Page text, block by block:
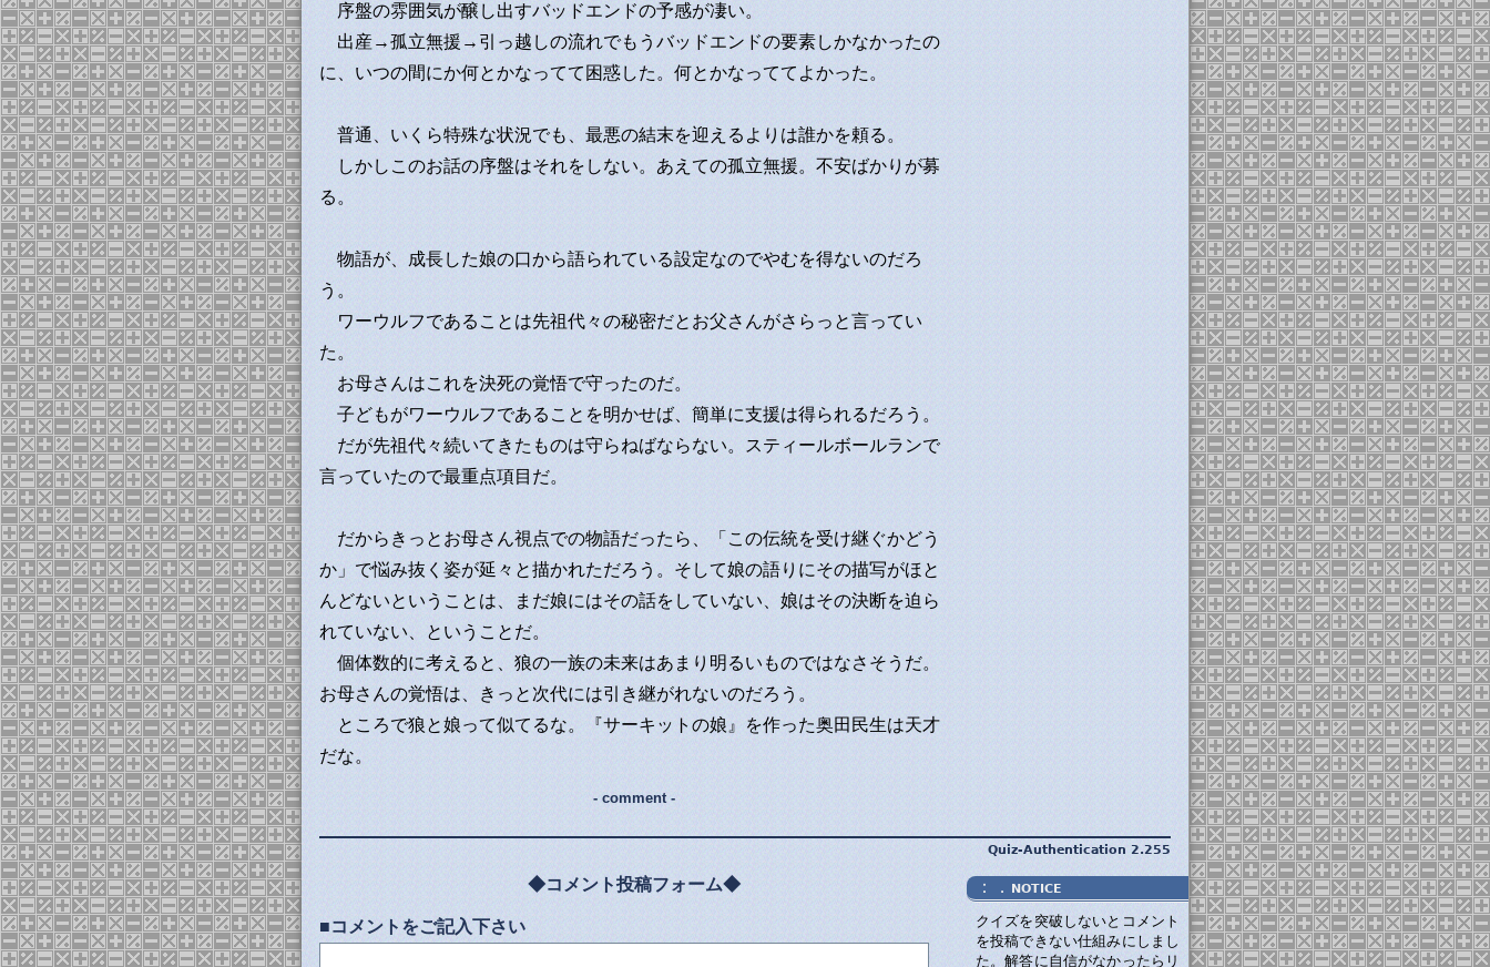
序盤の雰囲気が醸し出すバッドエンドの予感が凄い。
出産→孤立無援→引っ越しの流れでもうバッドエンドの要素しかなかったの
に、いつの間にか何とかなってて困惑した。何とかなっててよかった。
普通、いくら特殊な状況でも、最悪の結末を迎えるよりは誰かを頼る。
しかしこのお話の序盤はそれをしない。あえての孤立無援。不安ばかりが募
る。
物語が、成長した娘の口から語られている設定なのでやむを得ないのだろ
う。
ワーウルフであることは先祖代々の秘密だとお父さんがさらっと言ってい
た。
お母さんはこれを決死の覚悟で守ったのだ。
子どもがワーウルフであることを明かせば、簡単に支援は得られるだろう。
だが先祖代々続いてきたものは守らねばならない。スティールボールランで
言っていたので最重点項目だ。
だからきっとお母さん視点での物語だったら、「この伝統を受け継ぐかどう
か」で悩み抜く姿が延々と描かれただろう。そして娘の語りにその描写がほと
んどないということは、まだ娘にはその話をしていない、娘はその決断を迫ら
れていない、ということだ。
個体数的に考えると、狼の一族の未来はあまり明るいものではなさそうだ。
お母さんの覚悟は、きっと次代には引き継がれないのだろう。
ところで狼と娘って似てるな。『サーキットの娘』を作った奥田民生は天才
だな。
- comment -
Quiz-Authentication 2.255
◆コメント投稿フォーム◆
■コメントをご記入下さい
：． NOTICE
クイズを突破しないとコメント
を投稿できない仕組みにしまし
た。解答に自信がなかったらリ